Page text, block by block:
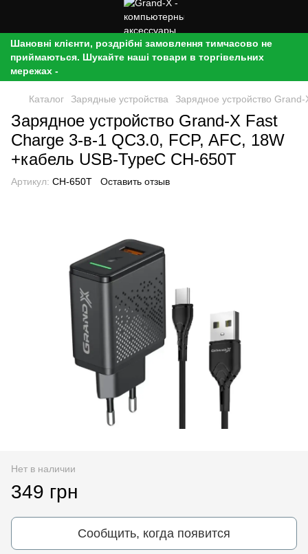
Шановні клієнти, роздрібні замовлення тимчасово не
приймаються. Шукайте наші товари в торгівельних
мережах -
Каталог Зарядные устройства Зарядное устройство
Зарядное устройство Grand-X Fast
Charge 3-в-1 QC3.0, FCP, AFC, 18W
+кабель USB-TypeC CH-650T
Артикул: CH-650T Оставить отзыв
Нет в наличии
349 грн
Сообщить, когда появится